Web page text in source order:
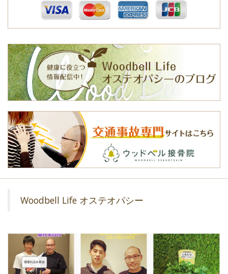
Woodbell Life オステオパシー